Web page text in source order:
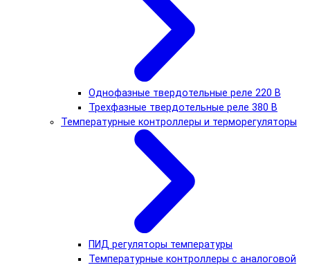
Однофазные твердотельные реле 220 В
Трехфазные твердотельные реле 380 В
Температурные контроллеры и терморегуляторы
ПИД регуляторы температуры
Температурные контроллеры с аналоговой